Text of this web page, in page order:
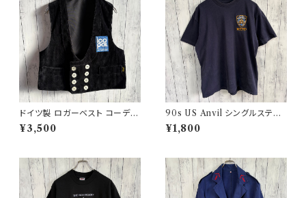
ドイツ製 ロガーベスト コーデュ
ロイベスト ワークベスト 黒 ダブ
ルブレスト
¥3,500
90s US Anvil シングルステッ
チTシャツ ニューヨーク警察 ヴ
ィンテージ
¥1,800